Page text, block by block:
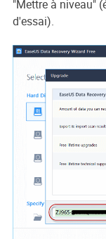
"Mettre à niveau"
d'essai).